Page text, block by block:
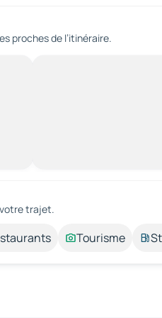
proches de l’itinéraire.
votre trajet.
Tourisme